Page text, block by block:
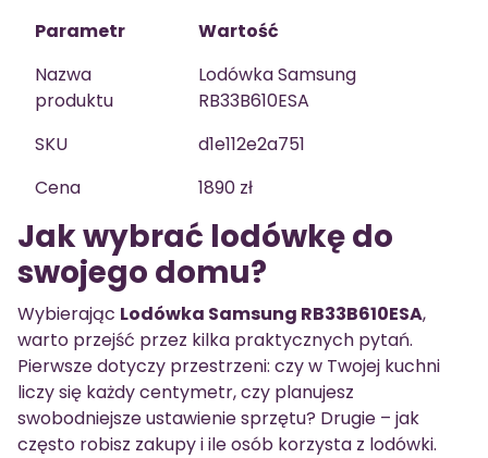
Parametr
Wartość
Nazwa
produktu
Lodówka Samsung
RB33B610ESA
SKU
d1e112e2a751
Cena
1890 zł
Jak wybrać lodówkę do
swojego domu?
Wybierając Lodówka Samsung RB33B610ESA,
warto przejść przez kilka praktycznych pytań.
Pierwsze dotyczy przestrzeni: czy w Twojej kuchni
liczy się każdy centymetr, czy planujesz
swobodniejsze ustawienie sprzętu? Drugie – jak
często robisz zakupy i ile osób korzysta z lodówki.